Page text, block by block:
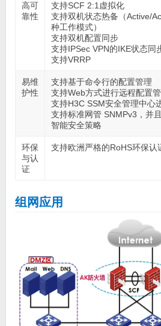
高可
靠性
支持SCF 2:1虚拟化
支持双机状态热备（Active/
种工作模式）
支持双机配置同步
支持IPSec VPN的IKE状态同
支持VRRP
易维
护性
支持基于命令行的配置管理
支持Web方式进行远程配置
支持H3C SSM安全管理中心
支持标准网管 SNMPv3，并
智能安全策略
环保
与认
证
支持欧洲严格的RoHS环保认
组网应用